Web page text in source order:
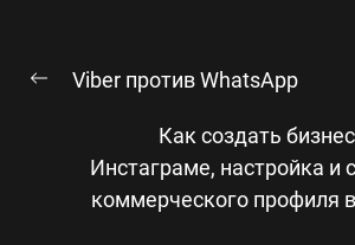
поПредыдущая
Viber против WhatsApp
Как создать
Инстаграме, настройка и
коммерческого профиля